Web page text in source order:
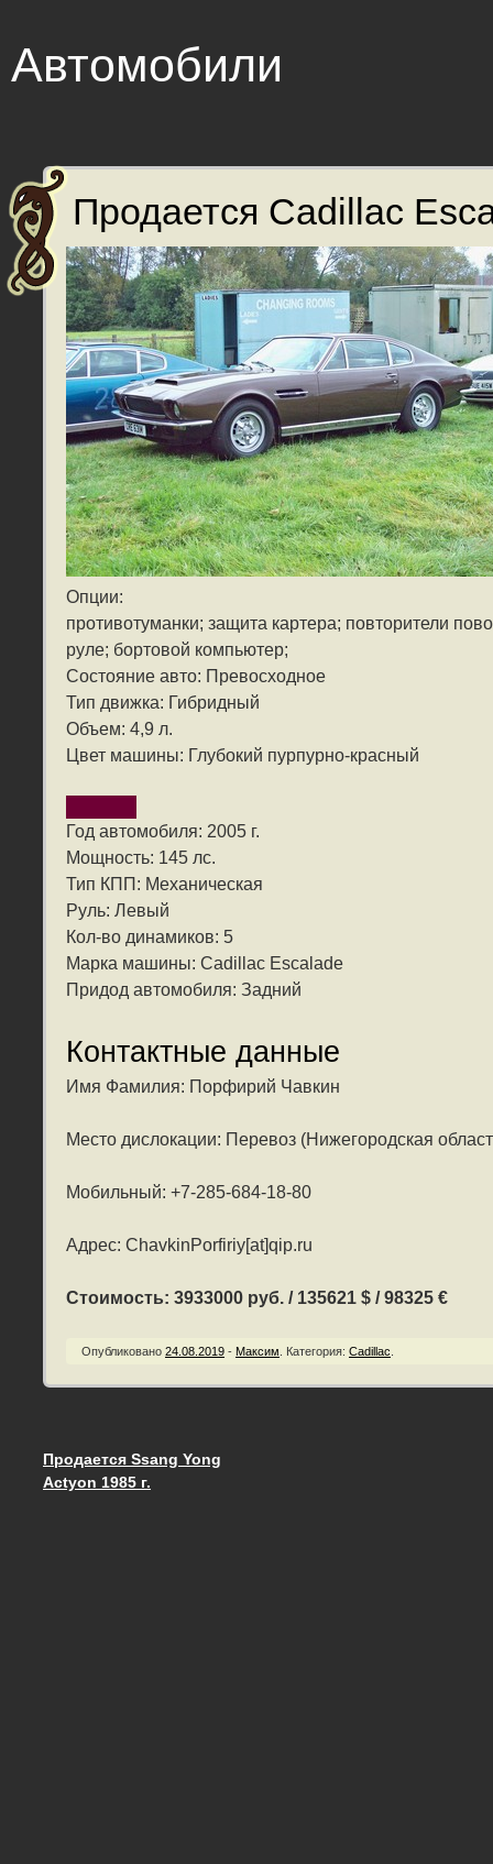
Автомобили
Продается Cadillac
Опции:
противотуманки; защита картера; повторители
руле; бортовой компьютер;
Состояние авто: Превосходное
Тип движка: Гибридный
Объем: 4,9 л.
Цвет машины: Глубокий пурпурно-красный
Год автомобиля: 2005 г.
Мощность: 145 лс.
Тип КПП: Механическая
Руль: Левый
Кол-во динамиков: 5
Марка машины: Cadillac Escalade
Придод автомобиля: Задний
Контактные данные
Имя Фамилия: Порфирий Чавкин
Место дислокации: Перевоз (Нижегородская
Мобильный: +7-285-684-18-80
Адрес: ChavkinPorfiriy[at]qip.ru
Стоимость: 3933000 руб. / 135621 $ / 98325 €
Опубликовано 24.08.2019 - Максим Категория: Cadillac
Запись навигация
Продается Ssang Yong
Actyon 1985 г.